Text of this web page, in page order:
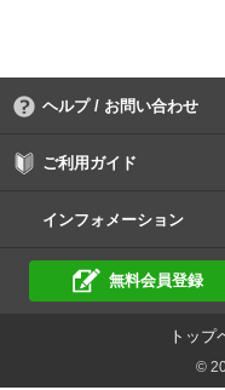
ヘルプ / お問い合わせ
よくあるご質問
ご利用環境
お支払い方法
パスワードの再設定
サポートセンター
ご利用ガイド
初めての方へ
会員登録の手順
作品購入の手順
動画再生の手順
検索のヒント
DUGA Player
インフォメーション
DUGAからのお知らせ
デュガの歴史とあゆみ
利用規約
個人情報保護方針
特定商取引法
資金決済法
倫理基準
サイトマップ無料会員登録
トップ
©